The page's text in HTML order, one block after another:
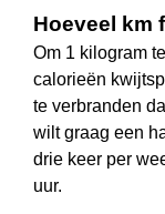
Hoeveel km
Om 1 kilogram
calorieën
te verbranden
wilt graag een
drie keer per
uur.